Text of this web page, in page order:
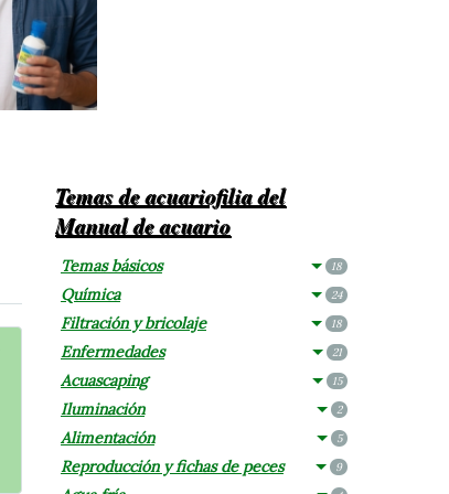
Temas de acuariofilia del
Manual de acuario
Temas básicos 18
Química 24
Filtración y bricolaje 18
Enfermedades 21
Acuascaping 15
Iluminación 2
Alimentación 5
Reproducción y fichas de peces 9